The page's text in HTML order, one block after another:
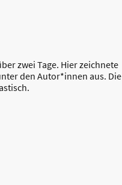
zwei Tage. Hier zeichnete
den Autor*innen aus. Die